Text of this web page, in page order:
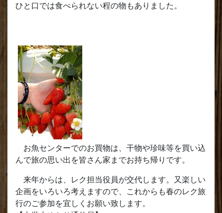
ひと口では食べられない程の物もありました。
お魚センターでのお買物は、干物や珍味等を買い込
んで旅の思い出を皆さん家までお持ち帰りです。
来年からは、レク担当役員が交代します。又楽しい
企画をいろいろ考えますので、これからも春のレク旅
行のご参加を宜しくお願い致します。